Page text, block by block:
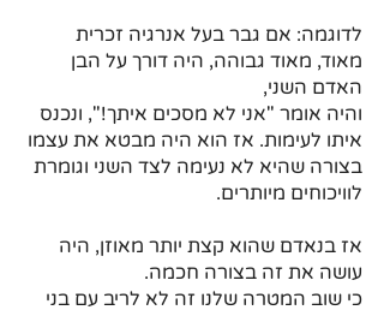
לדוגמה: אם גבר בעל אנרגיה זכרית
מאוד, מאוד גבוהה, היה דורך על הבן
האדם השני,
והיה אומר "אני לא מסכים איתך!", ונכנס
איתו לעימות. אז הוא היה מבטא את עצמו
בצורה שהיא לא נעימה לצד השני וגומרת
לוויכוחים מיותרים.
אז בנאדם שהוא קצת יותר מאוזן, היה
עושה את זה בצורה חכמה.
כי שוב המטרה שלנו זה לא לריב עם בני